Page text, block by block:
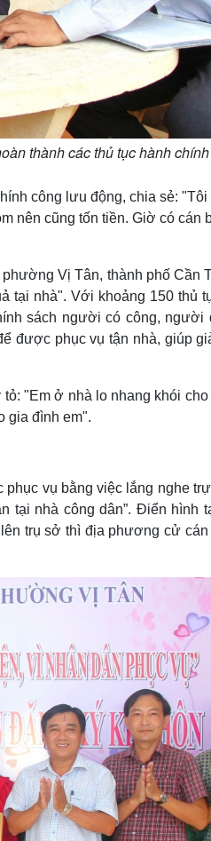
thành các thủ tục hành chính
công lưu động, chia sẻ:
nên cũng tốn tiền. Giờ có cán
Vị Tân, thành phố Cần
tại nhà". Với khoảng 150 thủ
sách người có công, người
được phục vụ tận nhà, giúp
"Em ở nhà lo nhang khói
gia đình em".
vụ bằng việc lắng nghe
tại nhà công dân”. Điển hình
trụ sở thì địa phương cử